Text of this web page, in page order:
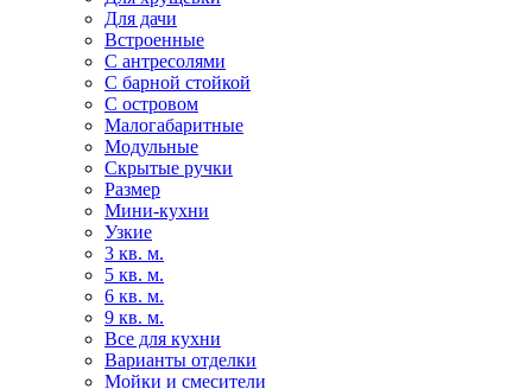
Для дачи
Встроенные
С антресолями
С барной стойкой
С островом
Малогабаритные
Модульные
Скрытые ручки
Размер
Мини-кухни
Узкие
3 кв. м.
5 кв. м.
6 кв. м.
9 кв. м.
Все для кухни
Варианты отделки
Мойки и смесители